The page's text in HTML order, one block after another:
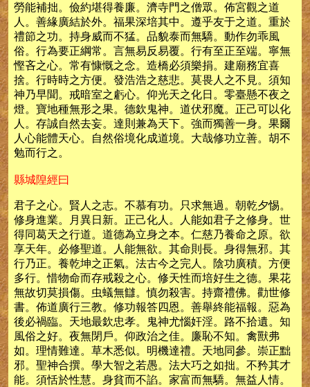
勞能補拙。儉約堪得養廉。濟寺門之僧眾。佈宮觀之道
人。善緣廣結於外。福果深培其中。遵乎友于之道。重於
禮節之功。持身威而不猛。品貌泰而無驕。動作勿乖風
俗。行為要正綱常。言無易反易覆。行有至正至端。寧無
慳吝之心。常有慷慨之念。造橋必須樂捐。建廟務宜喜
捨。行時時之方便。發浩浩之慈悲。莫畏人之不見。須知
神乃早聞。戒暗室之虧心。仰光天之化日。零臺懸不夜之
燈。寶地種無形之果。德欽鬼神。道伏邪魔。正己可以化
人。存誠自然去妄。達則兼為天下。強而獨善一身。果爾
人心能體天心。自然俗境化成道境。大哉修功立善。胡不
勉而行之。
縣城隍經曰
君子之心。賢人之志。不慕有功。只求無過。朝乾夕惕。
修身進業。月異日新。正己化人。人能如君子之修身。世
得同葛天之行道。道德為立身之本。仁慈乃養命之原。欲
享天年。必修聖道。人能無欲。其命則長。身得無邪。其
行乃正。養乾坤之正氣。法古今之完人。陰功廣積。方便
多行。惜物命而存戒殺之心。修天性而培好生之德。果花
無故切莫損傷。虫蟻無讎。慎勿殺害。持齋禮佛。勸世修
書。佈道廣行三教。修功報答四恩。善舉終能福報。惡為
後必禍臨。天地最欽忠孝。鬼神尤惱奸淫。路不拾遺。知
風俗之好。夜無閉戶。仰政治之佳。廉恥不知。禽獸弗
如。理情難達。草木悉似。明機達禮。天地同參。崇正黜
邪。聖神合撰。學大智之若愚。法大巧之如拙。不矜其才
能。須恬於性慧。身貧而不諂。家富而無驕。無益人情。